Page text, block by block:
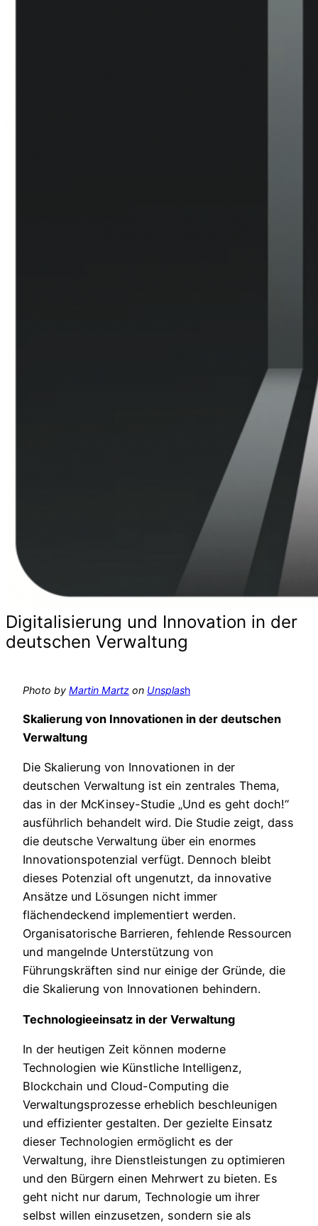
Digitalisierung und Innovation in der
deutschen Verwaltung
Photo by Martin Martz on Unsplash
Skalierung von Innovationen in der deutschen
Verwaltung
Die Skalierung von Innovationen in der
deutschen Verwaltung ist ein zentrales Thema,
das in der McKinsey-Studie „Und es geht doch!“
ausführlich behandelt wird. Die Studie zeigt, dass
die deutsche Verwaltung über ein enormes
Innovationspotenzial verfügt. Dennoch bleibt
dieses Potenzial oft ungenutzt, da innovative
Ansätze und Lösungen nicht immer
flächendeckend implementiert werden.
Organisatorische Barrieren, fehlende Ressourcen
und mangelnde Unterstützung von
Führungskräften sind nur einige der Gründe, die
die Skalierung von Innovationen behindern.
Technologieeinsatz in der Verwaltung
In der heutigen Zeit können moderne
Technologien wie Künstliche Intelligenz,
Blockchain und Cloud-Computing die
Verwaltungsprozesse erheblich beschleunigen
und effizienter gestalten. Der gezielte Einsatz
dieser Technologien ermöglicht es der
Verwaltung, ihre Dienstleistungen zu optimieren
und den Bürgern einen Mehrwert zu bieten. Es
geht nicht nur darum, Technologie um ihrer
selbst willen einzusetzen, sondern sie als